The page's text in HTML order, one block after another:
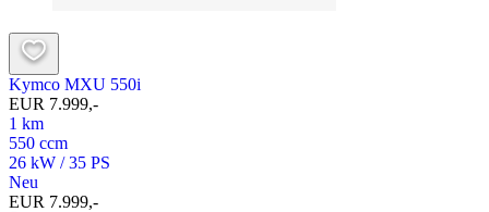
Kymco MXU 550i
EUR 7.999,-
1 km
550 ccm
26 kW / 35 PS
Neu
EUR 7.999,-